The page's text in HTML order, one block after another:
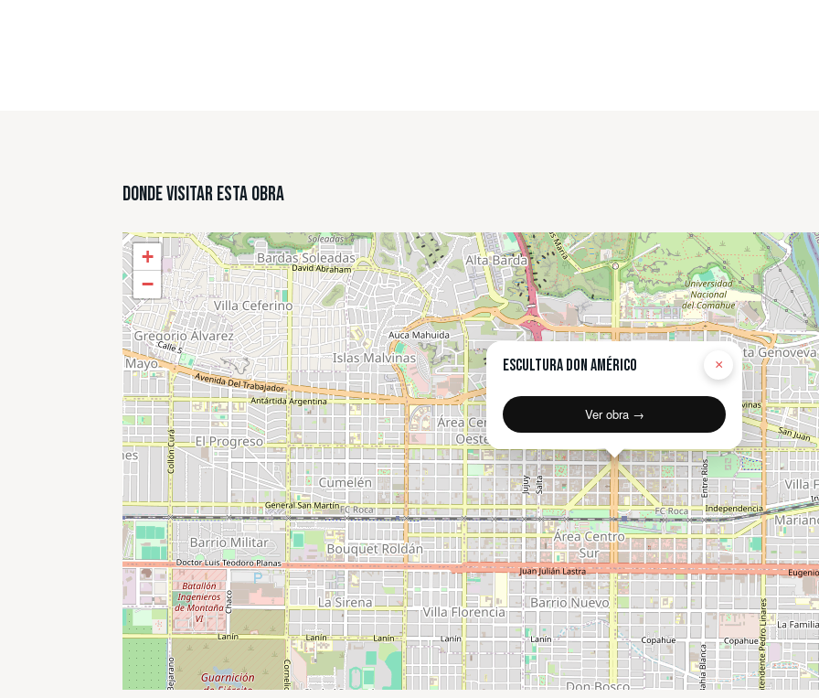
Donde Visitar esta Obra
Escultura Don Américo
Ver obra →
×
+
−